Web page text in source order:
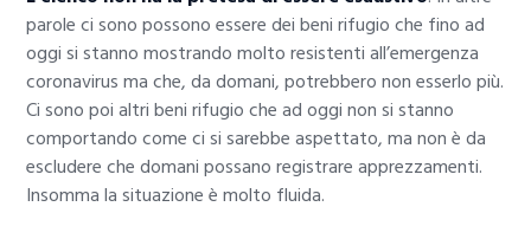
parole ci sono possono essere dei beni rifugio che fino ad
oggi si stanno mostrando molto resistenti all’emergenza
coronavirus ma che, da domani, potrebbero non esserlo più.
Ci sono poi altri beni rifugio che ad oggi non si stanno
comportando come ci si sarebbe aspettato, ma non è da
escludere che domani possano registrare apprezzamenti.
Insomma la situazione è molto fluida.